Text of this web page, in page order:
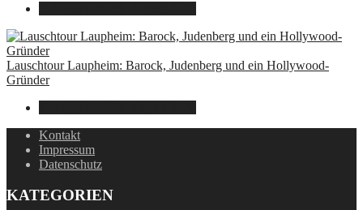
Lauschtour Laupheim: Barock, Judenberg und ein Hollywood-
Gründer
Kontakt
Impressum
Datenschutz
KATEGORIEN